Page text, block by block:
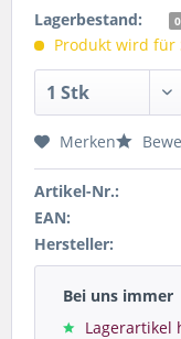
Lagerbestand: 0
Produkt wird für
Merken
Artikel-Nr.:
EAN:
Hersteller:
Bei uns immer
Lagerartikel